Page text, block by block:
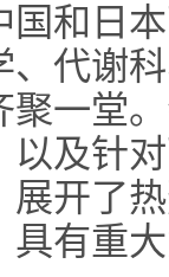
国和日
、代谢
聚一堂
以及针
展开了
有重大